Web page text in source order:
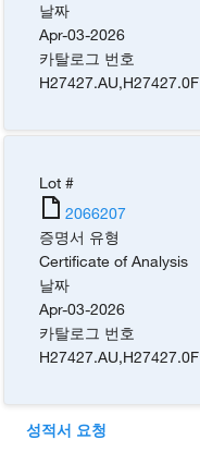
날짜
Apr-03-2026
카탈로그 번호
H27427.AU,H27427.0F
Lot #
2066207
증명서 유형
Certificate of Analysis
날짜
Apr-03-2026
카탈로그 번호
H27427.AU,H27427.0F
성적서 요청